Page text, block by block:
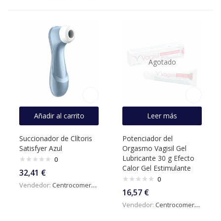
Añadir al carrito
Succionador de Clítoris
Satisfyer Azul
0
32,41 €
Vendedor: Centrocomercialdigital
Agotado
Leer más
Potenciador del
Orgasmo Vagisil Gel
Lubricante 30 g Efecto
Calor Gel Estimulante
0
16,57 €
Vendedor: Centrocomercialdigital